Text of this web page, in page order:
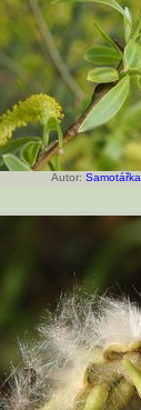
Autor: Samotářka